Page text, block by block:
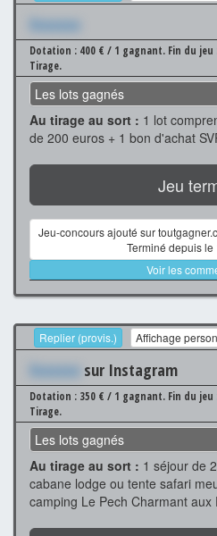
Xxxxxxx
Dotation : 400 € / 1 gagnant. Fin du
Tirage.
Les lots gagnés
Au tirage au sort : 1 lot
de 200 euros + 1 bon d'achat
Jeu
Jeu-concours ajouté sur
Terminé depuis le
Voir les
Replier (provis.) Affichage
Xxxxxxx sur Instagram
Dotation : 350 € / 1 gagnant. Fin du
Tirage.
Les lots gagnés
Au tirage au sort : 1 séjour de
cabane lodge ou tente safari
camping Le Pech Charmant